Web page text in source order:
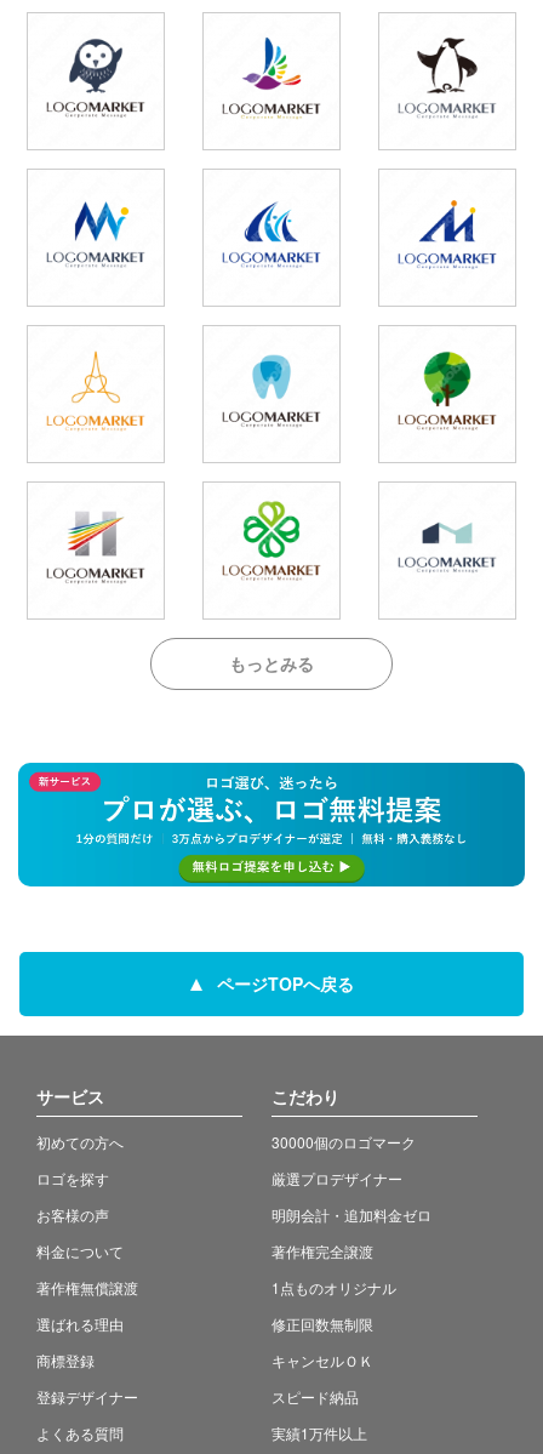
もっとみる
ページTOPへ戻る
サービス
初めての方へ
ロゴを探す
お客様の声
料金について
著作権無償譲渡
選ばれる理由
商標登録
登録デザイナー
よくある質問
こだわり
30000個のロゴマーク
厳選プロデザイナー
明朗会計・追加料金ゼロ
著作権完全譲渡
1点ものオリジナル
修正回数無制限
キャンセルＯＫ
スピード納品
実績1万件以上